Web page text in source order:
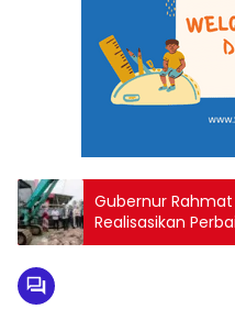
Gubernur
Realisasikan
Ringkih di Way
Tempuh dan
Muara Dua ke